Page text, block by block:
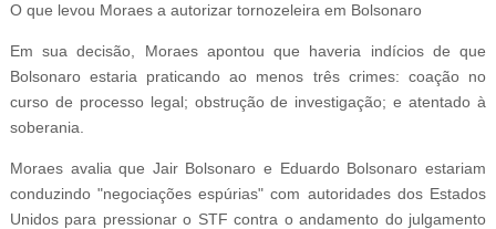
O que levou Moraes a autorizar tornozeleira em Bolsonaro
Em sua decisão, Moraes apontou que haveria indícios de que
Bolsonaro estaria praticando ao menos três crimes: coação no
curso de processo legal; obstrução de investigação; e atentado à
soberania.
Moraes avalia que Jair Bolsonaro e Eduardo Bolsonaro estariam
conduzindo "negociações espúrias" com autoridades dos Estados
Unidos para pressionar o STF contra o andamento do julgamento